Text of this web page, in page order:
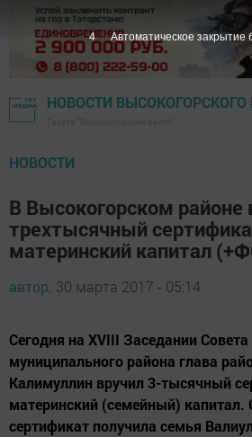
НОВОСТИ ВЫСОКОГОРСКОГО
НОВОСТИ
В Высокогорском районе
трехтысячный
материнский капитал
автор, 30 марта 2017 - 05:14
Сегодня на XVIII Заседании
муниципального района глава
Калимуллин вручил 3-тысячный
материнский (семейный) капитал.
сертификат получила семья
3 Автоматическое закрытие